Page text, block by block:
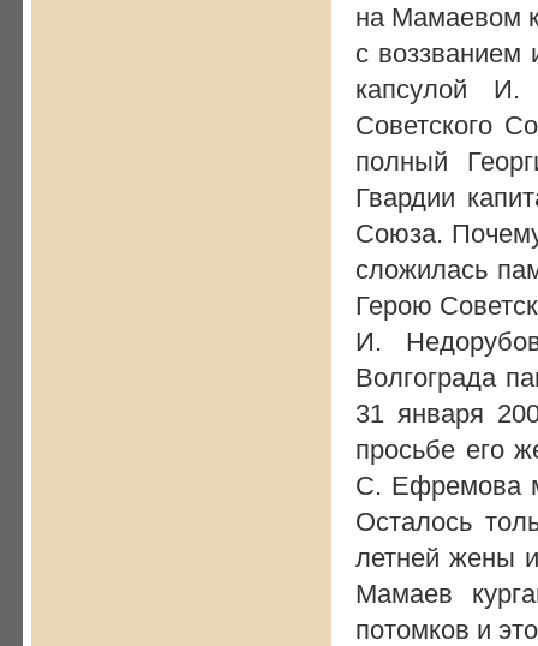
на Мамаевом
с
капсулой
Советского
полный
Гвардии
Союза.
сложилась
Герою
И.
Волгограда
31 января
просьбе его
С. Ефремова
Осталось
летней жены
Мамаев
потомков и